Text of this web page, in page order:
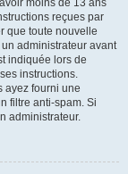
moins de 13 ans
reçues par
que toute nouvelle
administrateur avant
indiquée lors de
instructions.
ayez fourni une
filtre anti-spam. Si
administrateur.